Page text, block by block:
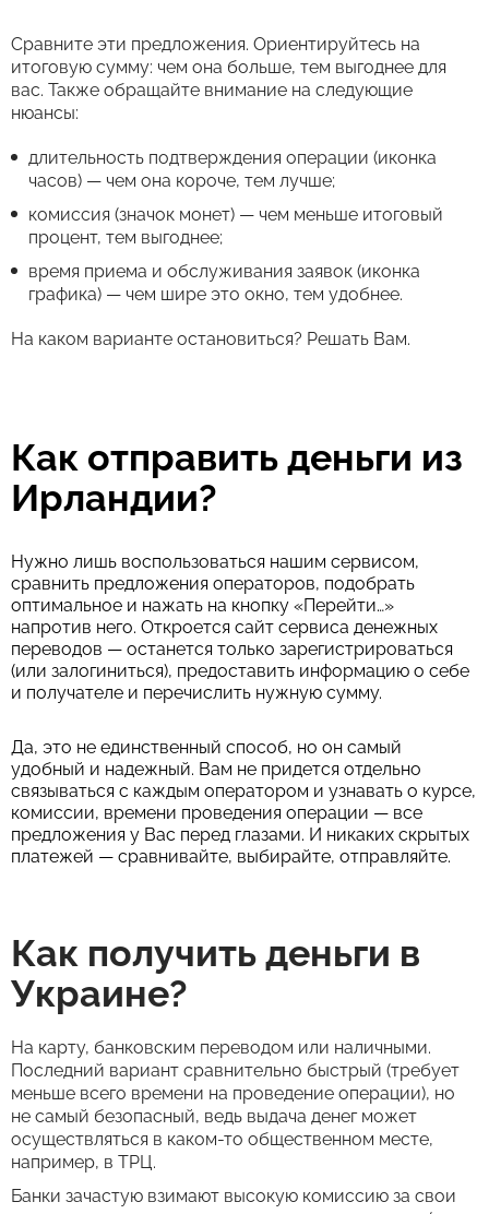
Сравните эти предложения. Ориентируйтесь на
итоговую сумму: чем она больше, тем выгоднее для
вас. Также обращайте внимание на следующие
нюансы:
длительность подтверждения операции (иконка
часов) — чем она короче, тем лучше;
комиссия (значок монет) — чем меньше итоговый
процент, тем выгоднее;
время приема и обслуживания заявок (иконка
графика) — чем шире это окно, тем удобнее.
На каком варианте остановиться? Решать Вам.
Как отправить деньги из
Ирландии?
Нужно лишь воспользоваться нашим сервисом,
сравнить предложения операторов, подобрать
оптимальное и нажать на кнопку «Перейти…»
напротив него. Откроется сайт сервиса денежных
переводов — останется только зарегистрироваться
(или залогиниться), предоставить информацию о себе
и получателе и перечислить нужную сумму.
Да, это не единственный способ, но он самый
удобный и надежный. Вам не придется отдельно
связываться с каждым оператором и узнавать о курсе,
комиссии, времени проведения операции — все
предложения у Вас перед глазами. И никаких скрытых
платежей — сравнивайте, выбирайте, отправляйте.
Как получить деньги в
Украине?
На карту, банковским переводом или наличными.
Последний вариант сравнительно быстрый (требует
меньше всего времени на проведение операции), но
не самый безопасный, ведь выдача денег может
осуществляться в каком-то общественном месте,
например, в ТРЦ.
Банки зачастую взимают высокую комиссию за свои